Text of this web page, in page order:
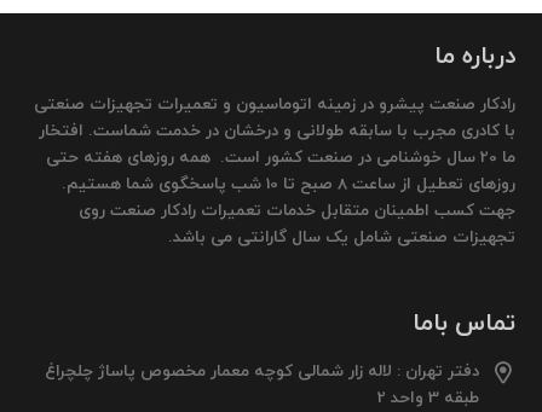
درباره ما
رادکار صنعت پیشرو در زمینه اتوماسیون و تعمیرات تجهیزات صنعتی
با کادری مجرب با سابقه طولانی و درخشان در خدمت شماست. افتخار
ما 20 سال خوشنامی در صنعت کشور است. همه روزهای هفته حتی
روزهای تعطیل از ساعت 8 صبح تا 10 شب پاسخگوی شما هستیم.
جهت کسب اطمینان متقابل خدمات تعمیرات رادکار صنعت روی
تجهیزات صنعتی شامل یک سال گارانتی می باشد.
تماس باما
دفتر تهران : لاله زار شمالی کوچه معمار مخصوص پاساژ چلچراغ
طبقه 3 واحد 2